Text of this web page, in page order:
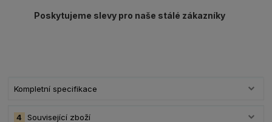
Poskytujeme slevy pro naše stálé zákazníky
Kompletní specifikace
Související zboží
4